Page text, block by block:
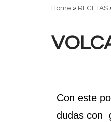
Home » RECETAS
Con este
dudas con